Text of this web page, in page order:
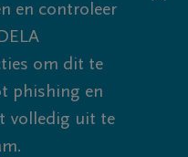
en controleer
om dit te
phishing en
volledig uit te